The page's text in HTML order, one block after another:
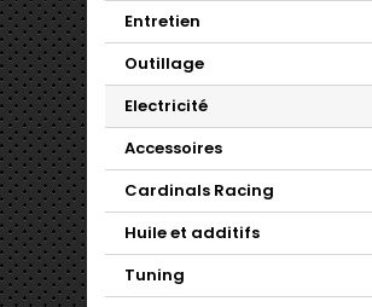
Entretien
Outillage
Electricité
Accessoires
Cardinals Racing
Huile et additifs
Tuning